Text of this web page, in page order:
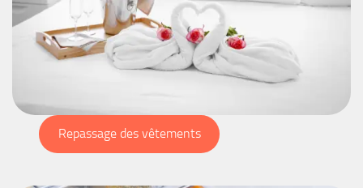
Repassage des vêtements